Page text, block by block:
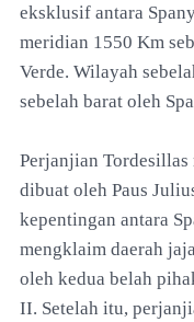
eksklusif antara
meridian 1550 Km
Verde. Wilayah
sebelah barat oleh
Perjanjian Tordesillas
dibuat oleh Paus
kepentingan antara
mengklaim daerah
oleh kedua belah
II. Setelah itu,